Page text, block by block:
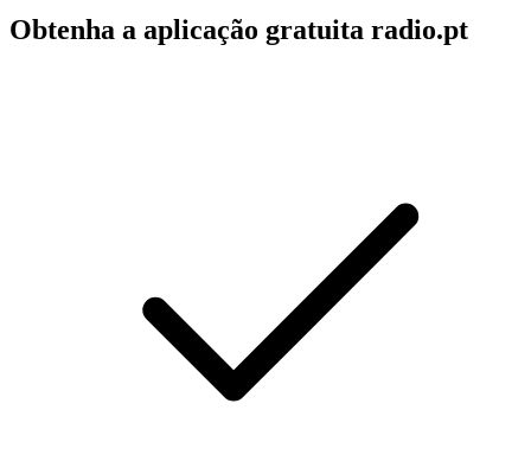
Obtenha a aplicação gratuita radio.pt